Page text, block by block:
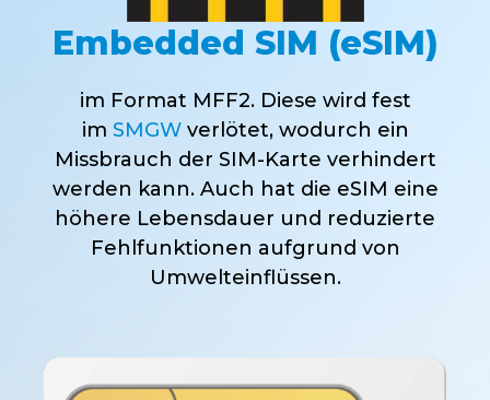
Embedded SIM (eSIM)
im Format MFF2. Diese wird fest
im SMGWverlötet, wodurch ein
Missbrauch der SIM-Karte verhindert
werden kann. Auch hat die eSIM eine
höhere Lebensdauer und reduzierte
Fehlfunktionen aufgrund von
Umwelteinflüssen.